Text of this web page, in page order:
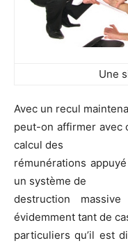
Une
Avec un recul
peut-on affirmer avec
calcul des
rémunérations
un système de
destruction
évidemment tant de
particuliers qu’il est